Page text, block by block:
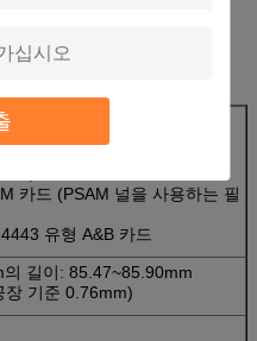
카드 (PSAM 널을 사용하는 필
유형 A&B 카드
길이: 85.47~85.90mm
장 기준 0.76mm)